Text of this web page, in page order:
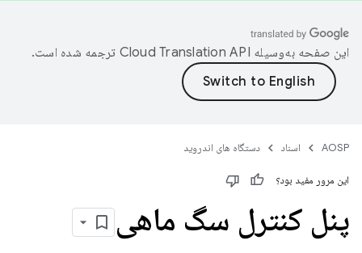
این صفحه به‌وسیله ترجمه شده است.
AOSP اسناد دستگاه های اندروید
این مرور مفید بود؟
پنل کنترل سگ ماهی